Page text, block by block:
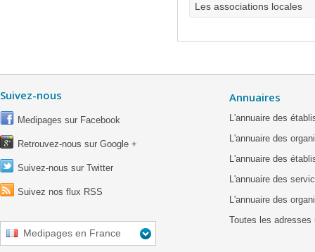
Les associations locales
Suivez-nous
Medipages sur Facebook
Retrouvez-nous sur Google +
Suivez-nous sur Twitter
Suivez nos flux RSS
Medipages en France
Annuaires
L'annuaire des
L'annuaire des
L'annuaire des
L'annuaire des
L'annuaire des
Toutes les adresses